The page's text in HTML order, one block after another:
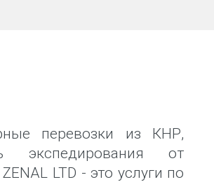
перевозки из КНР,
экспедирования от
LTD - это услуги по